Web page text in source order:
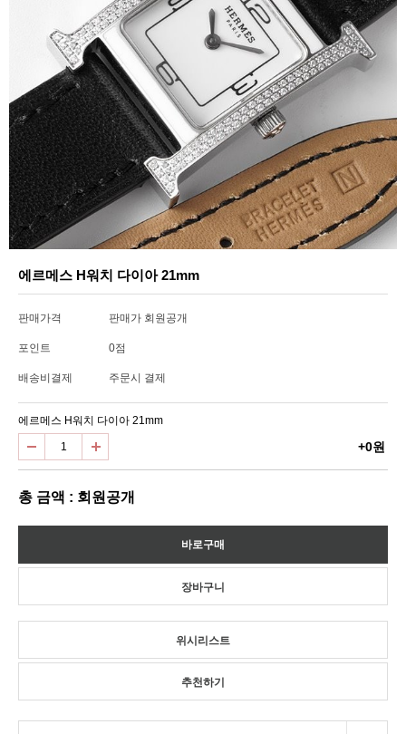
에르메스 H워치 다이아 21mm
판매가격 판매가 회원공개
포인트 0점
배송비결제 주문시 결제
에르메스 H워치 다이아 21mm
+0원
총 금액 : 회원공개
위시리스트
추천하기